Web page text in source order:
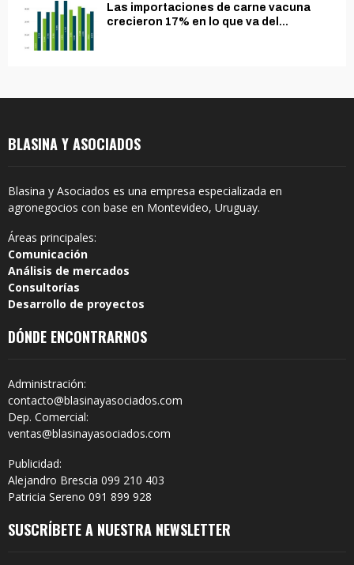
Las importaciones de carne vacuna
crecieron 17% en lo que va del...
BLASINA Y ASOCIADOS
Blasina y Asociados es una empresa especializada en
agronegocios con base en Montevideo, Uruguay.
Áreas principales:
Comunicación
Análisis de mercados
Consultorías
Desarrollo de proyectos
DÓNDE ENCONTRARNOS
Administración:
contacto@blasinayasociados.com
Dep. Comercial:
ventas@blasinayasociados.com
Publicidad:
Alejandro Brescia 099 210 403
Patricia Sereno 091 899 928
SUSCRÍBETE A NUESTRA NEWSLETTER